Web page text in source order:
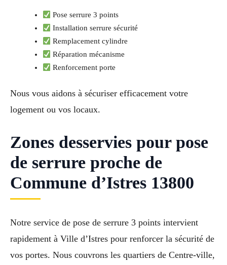
Pose serrure 3 points
Installation serrure sécurité
Remplacement cylindre
Réparation mécanisme
Renforcement porte
Nous vous aidons à sécuriser efficacement votre
logement ou vos locaux.
Zones desservies pour pose
de serrure proche de
Commune d’Istres 13800
Notre service de pose de serrure 3 points intervient
rapidement à Ville d’Istres pour renforcer la sécurité de
vos portes. Nous couvrons les quartiers de Centre-ville,